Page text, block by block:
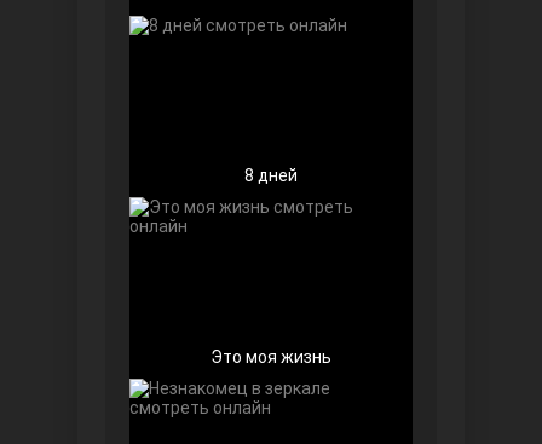
Ранняя пташка
8 дней
Это моя жизнь